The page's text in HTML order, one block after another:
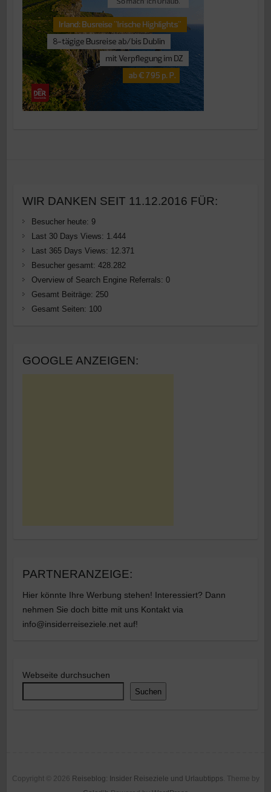
WIR DANKEN SEIT 11.12.2016 FÜR:
Besucher heute: 9
Last 30 Days Views: 1.444
Last 365 Days Views: 12.371
Besucher gesamt: 428.282
Overview of Search Engine Referrals: 0
Gesamt Beiträge: 250
Gesamt Seiten: 100
GOOGLE ANZEIGEN:
PARTNERANZEIGE:
Hier könnte Ihre Werbung stehen! Interessiert? Dann
nehmen Sie doch bitte mit uns Kontakt via
info@insiderreiseziele.net auf!
Webseite durchsuchen
Suchen
Copyright © 2026 Reiseblog: Insider Reiseziele und Urlaubtipps. Theme by